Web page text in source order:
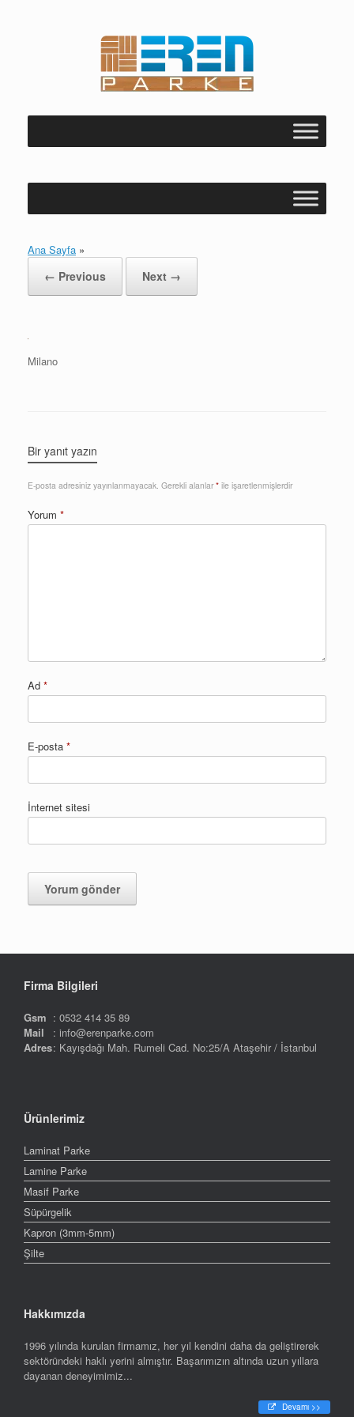
Ana Sayfa »
← Previous Next →
Milano
Bir yanıt yazın
E-posta adresiniz yayınlanmayacak. Gerekli alanlar* ile işaretlenmişlerdir
Yorum *
Ad *
E-posta *
İnternet sitesi
Firma Bilgileri
Gsm : 0532 414 35 89
Mail
: info@erenparke.com
Adres: Kayışdağı Mah. Rumeli Cad. No:25/A Ataşehir / İstanbul
Ürünlerimiz
Laminat Parke
Lamine Parke
Masif Parke
Süpürgelik
Kapron (3mm-5mm)
Şilte
Hakkımızda
1996 yılında kurulan firmamız, her yıl kendini daha da geliştirerek
sektöründeki haklı yerini almıştır. Başarımızın altında uzun yıllara
dayanan deneyimimiz...
Devamı >>